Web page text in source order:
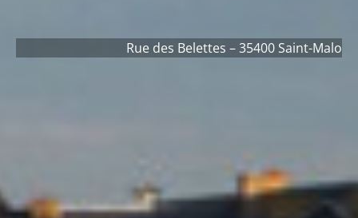
Rue des Belettes – 35400 Saint-Malo